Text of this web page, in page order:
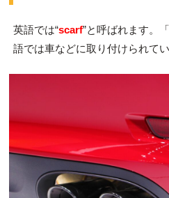
英語では“scarf”と呼ばれます。
語では車などに取り付けられて